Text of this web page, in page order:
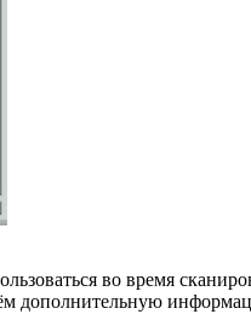
во время
дополнительную